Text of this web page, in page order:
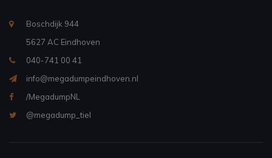
Boschdijk 944
5627 AC Eindhoven
040-741 00 41
info@megadumpeindhoven.nl
/MegadumpNL
@megadump_tiel